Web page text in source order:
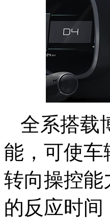
全系搭载
能，可使
转向操控能
的反应时